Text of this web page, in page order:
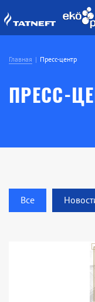
Главная Пресс-центр
ПРЕСС-
Все